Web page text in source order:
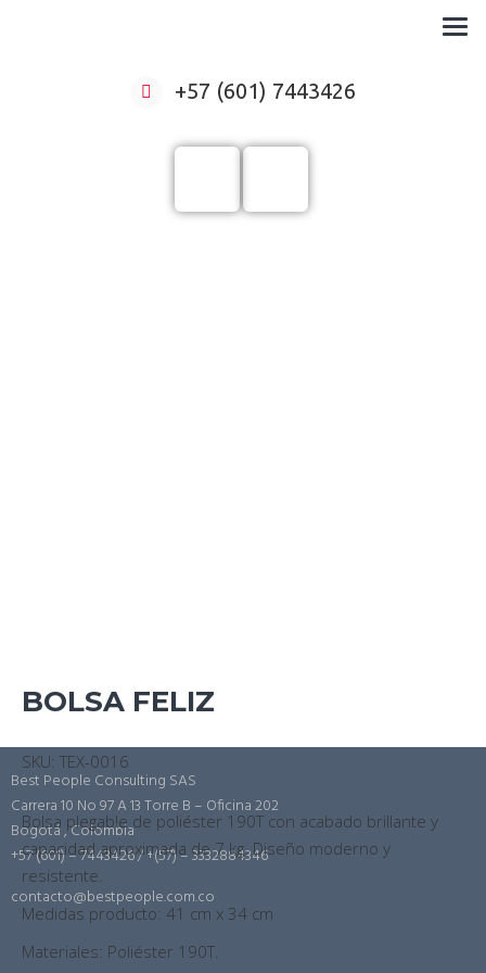
+57 (601) 7443426
BOLSA FELIZ
SKU: TEX-0016
Bolsa plegable de poliéster 190T con acabado brillante y
capacidad aproximada de 7 kg. Diseño moderno y
resistente.
Medidas producto: 41 cm x 34 cm
Materiales: Poliéster 190T.
Best People Consulting SAS
Carrera 10 No 97 A 13 Torre B – Oficina 202
Bogotá , Colombia
+57 (601) – 7443426 / +(57) – 3332884346
contacto@bestpeople.com.co